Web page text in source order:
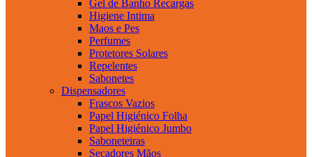
Gel de Banho Recargas
Higiene Intima
Maos e Pes
Perfumes
Protetores Solares
Repelentes
Sabonetes
Dispensadores
Frascos Vazios
Papel Higiénico Folha
Papel Higiénico Jumbo
Saboneteiras
Secadores Mãos